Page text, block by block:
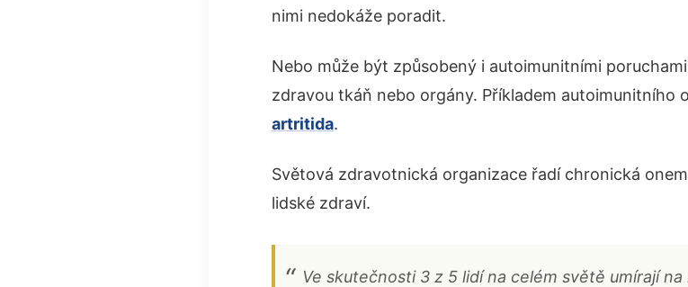
nimi nedokáže poradit.
Nebo může být způsobený i autoimunitními
zdravou tkáň nebo orgány. Příkladem autoimunitního
artritida.
Světová zdravotnická organizace řadí chronická
lidské zdraví.
Ve skutečnosti 3 z 5 lidí na celém světě umírají